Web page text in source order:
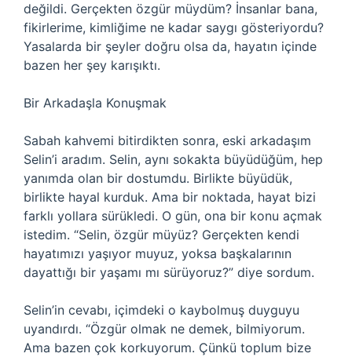
değildi. Gerçekten özgür müydüm? İnsanlar bana,
fikirlerime, kimliğime ne kadar saygı gösteriyordu?
Yasalarda bir şeyler doğru olsa da, hayatın içinde
bazen her şey karışıktı.
Bir Arkadaşla Konuşmak
Sabah kahvemi bitirdikten sonra, eski arkadaşım
Selin’i aradım. Selin, aynı sokakta büyüdüğüm, hep
yanımda olan bir dostumdu. Birlikte büyüdük,
birlikte hayal kurduk. Ama bir noktada, hayat bizi
farklı yollara sürükledi. O gün, ona bir konu açmak
istedim. “Selin, özgür müyüz? Gerçekten kendi
hayatımızı yaşıyor muyuz, yoksa başkalarının
dayattığı bir yaşamı mı sürüyoruz?” diye sordum.
Selin’in cevabı, içimdeki o kaybolmuş duyguyu
uyandırdı. “Özgür olmak ne demek, bilmiyorum.
Ama bazen çok korkuyorum. Çünkü toplum bize